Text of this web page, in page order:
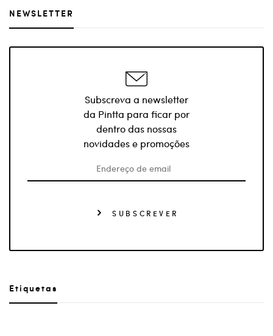
NEWSLETTER
Subscreva a newsletter
da Pintta para ficar por
dentro das nossas
novidades e promoções
SUBSCREVER
Etiquetas